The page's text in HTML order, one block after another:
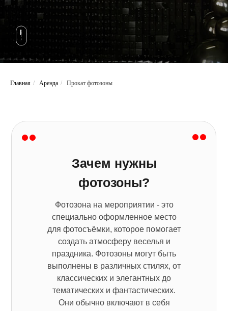
Главная / Аренда / Прокат фотозоны
Зачем нужны
фотозоны?
Фотозона на мероприятии - это
специально оформленное место
для фотосъёмки, которое помогает
создать атмосферу веселья и
праздника. Фотозоны могут быть
выполнены в различных стилях, от
классических и элегантных до
тематических и фантастических.
Они обычно включают в себя